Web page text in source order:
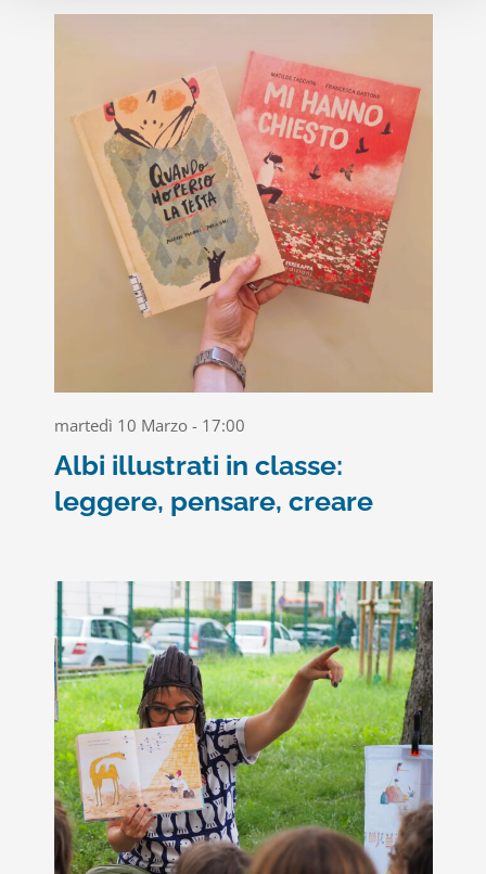
martedì 10 Marzo - 17:00
Albi illustrati in classe:
leggere, pensare, creare